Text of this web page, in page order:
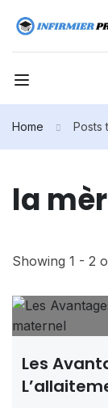
Home Posts
la
Showing 1 - 2
Les